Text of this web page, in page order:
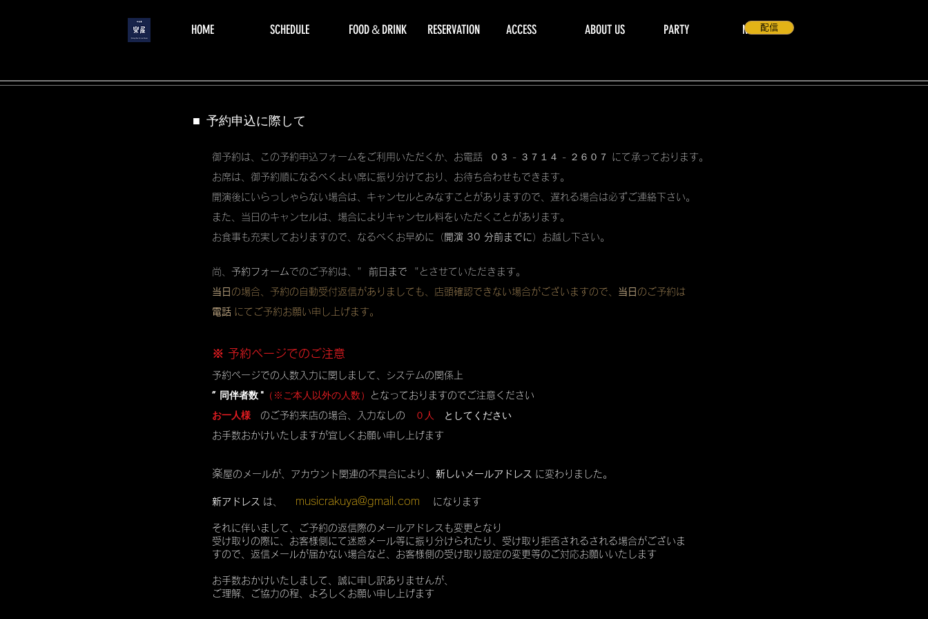
menu HOME SCHEDULE FOOD＆DRINK RESERVATION ACCESS ABOUT US PARTY NEWS配信
■ 予約申込に際して
御予約は、この予約申込フォームをご利用いただくか、お電話 ０３ - ３７１４ - ２６０７ にて承っております。
お席は、御予約順になるべくよい席に振り分けており、お待ち合わせもできます。
開演後にいらっしゃらない場合は、キャンセルとみなすことがありますので、遅れる場合は必ずご連絡下さい。
また、当日のキャンセルは、場合によりキャンセル料をいただくことがあります。
お食事も充実しておりますので、なるべくお早めに（ 開演 30 分前までに）お越し下さい。
尚、 予約フォームでのご予約は、" 前日まで "とさせていただきます。
当日 の場合、予約の自動受付返信がありましても、店頭確認できない場合がございますので、 当日 のご予約は
電話 にてご予約お願い申し上げます。
※ 予約ページでのご注意
予約ページでの人数入力に関しまして、システムの関係上
” 同伴者数 " （※ご本人以外の人数） となっておりますのでご注意ください
お一人様 のご予約来店の場合、入力なしの ０人 としてください
お手数おかけいたしますが宜しくお願い申し上げます
楽屋のメールが、アカウント関連の不具合により、 新しいメールアドレス に変わりました。
新アドレス は、 musicrakuya@gmail.com になります
それに伴いまして、ご予約の返信際のメールアドレスも変更となり
受け取りの際に、お客様側にて迷惑メール等に振り分けられたり、受け取り拒否されるされる場合がございま
すので、返信メールが届かない場合など、お客様側の受け取り設定の変更等のご対応お願いいたします
お手数おかけいたしまして、誠に申し訳ありませんが、
ご理解、ご協力の程、よろしくお願い申し上げます